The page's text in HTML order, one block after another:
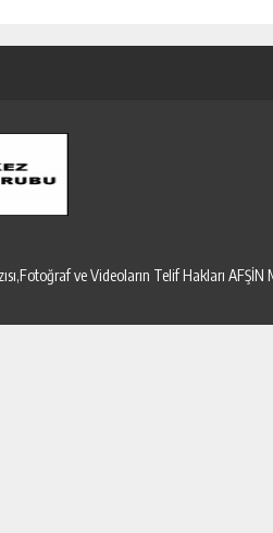
ve Videoların Telif Hakları